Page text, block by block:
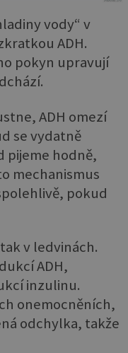
vody“ v
ADH.
pokyn upravují
ADH omezí
se vydatně
pijeme hodně,
mechanismus
pokud
v ledvinách.
ADH,
inzulinu.
onemocněních,
odchylka, takže